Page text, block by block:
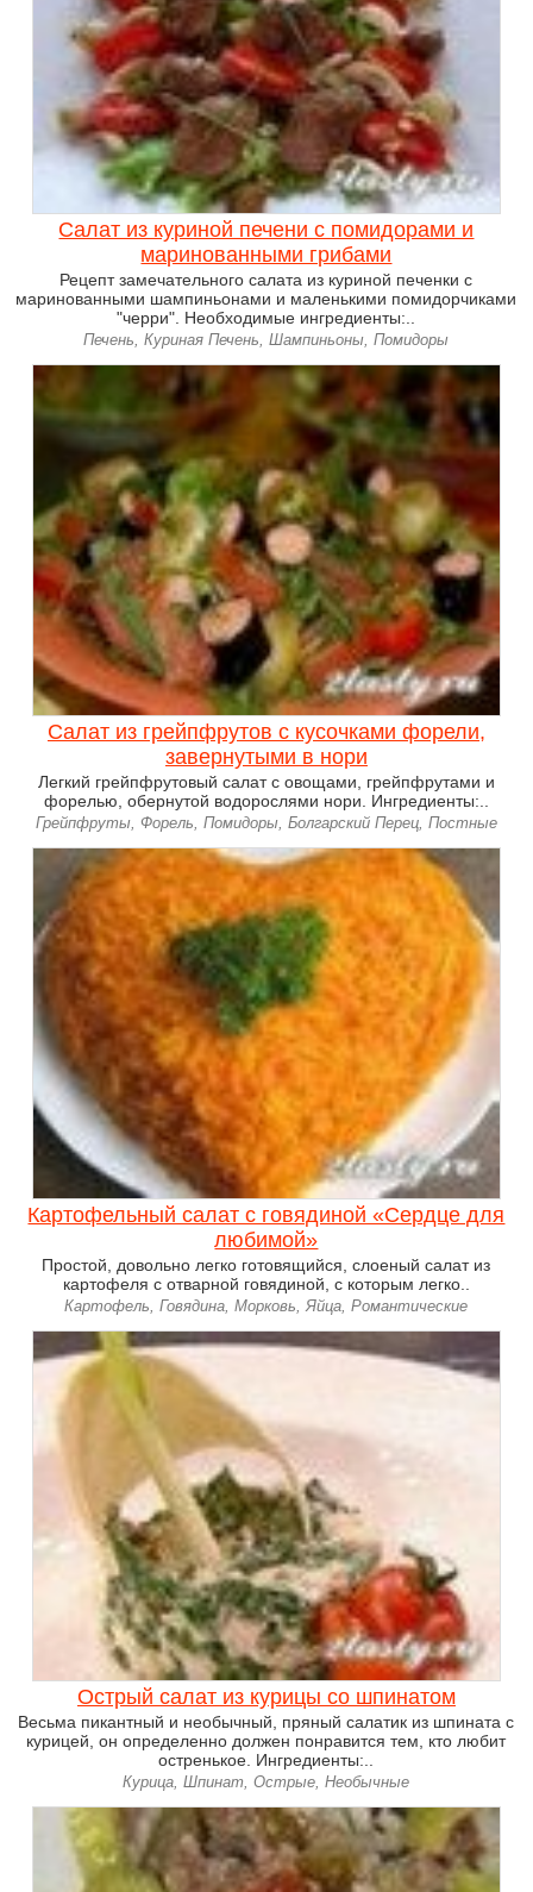
Салат из куриной печени с помидорами и
маринованными грибами
Рецепт замечательного салата из куриной печенки с
маринованными шампиньонами и маленькими помидорчиками
"черри". Необходимые ингредиенты:..
Печень, Куриная Печень, Шампиньоны, Помидоры
Салат из грейпфрутов с кусочками форели,
завернутыми в нори
Легкий грейпфрутовый салат с овощами, грейпфрутами и
форелью, обернутой водорослями нори. Ингредиенты:..
Грейпфруты, Форель, Помидоры, Болгарский Перец, Постные
Картофельный салат с говядиной «Сердце для
любимой»
Простой, довольно легко готовящийся, слоеный салат из
картофеля с отварной говядиной, с которым легко..
Картофель, Говядина, Морковь, Яйца, Романтические
Острый салат из курицы со шпинатом
Весьма пикантный и необычный, пряный салатик из шпината с
курицей, он определенно должен понравится тем, кто любит
остренькое. Ингредиенты:..
Курица, Шпинат, Острые, Необычные